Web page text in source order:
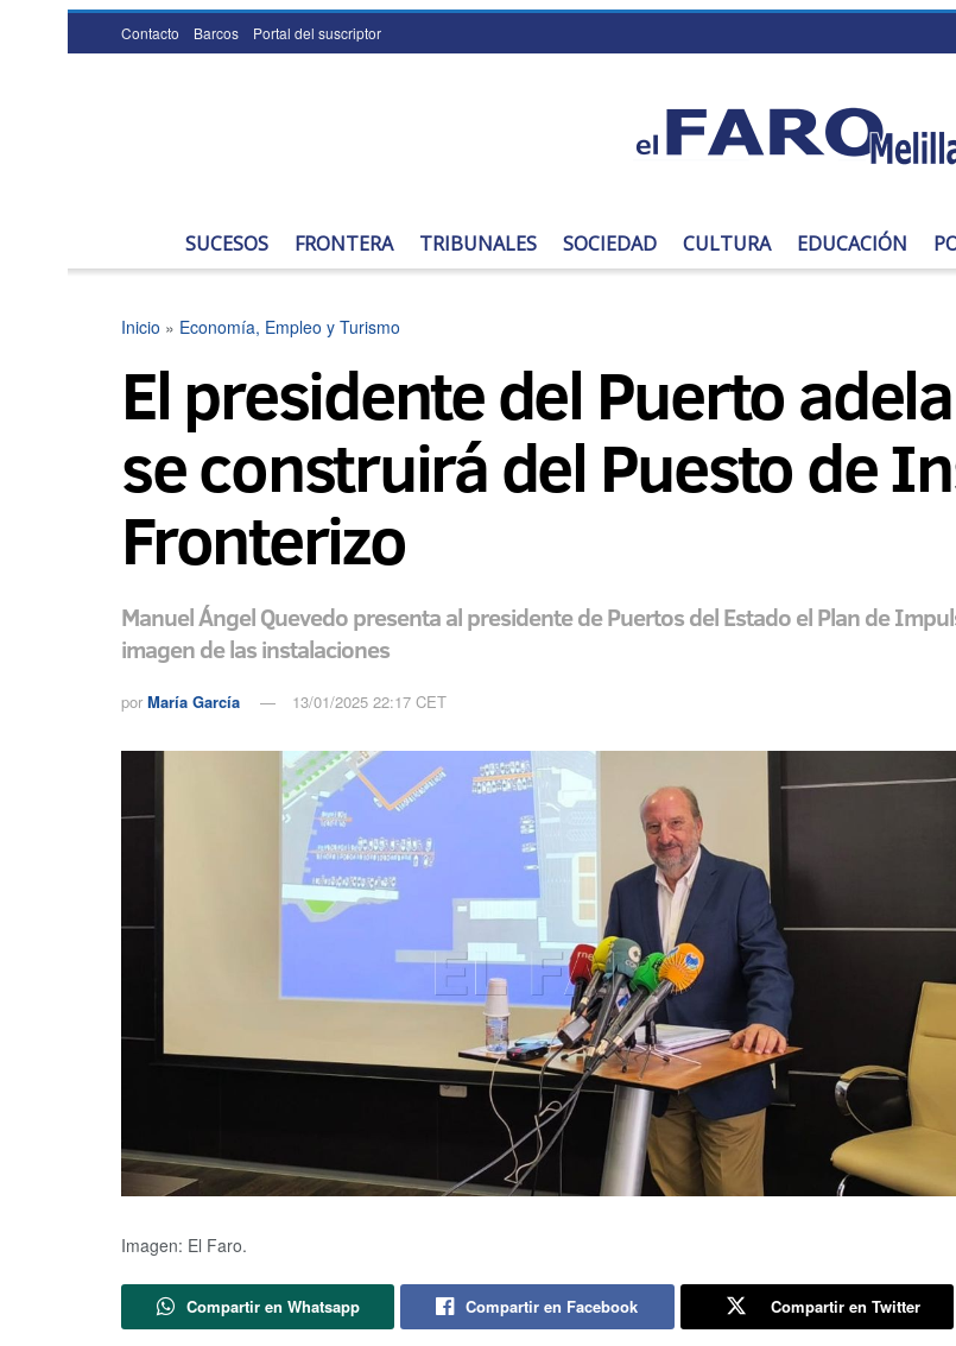
Contacto Barcos Portal del suscriptor
SUCESOS FRONTERA TRIBUNALES SOCIEDAD CULTURA EDUCACIÓN
Inicio » Economía, Empleo y Turismo
El presidente del Puerto
se construirá del Puesto de
Fronterizo
Manuel Ángel Quevedo presenta al presidente de Puertos del Estado el Plan de
imagen de las instalaciones
por María García 13/01/2025 22:17 CET
Imagen: El Faro.
Compartir en Whatsapp Compartir en Facebook Compartir en Twitter